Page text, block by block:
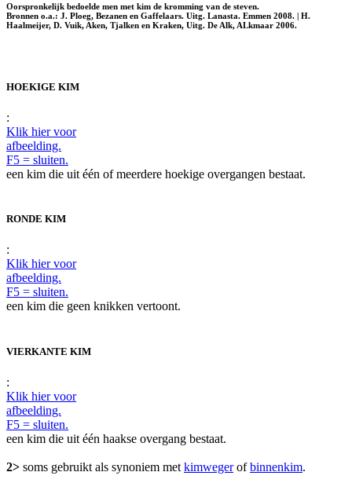
Oorspronkelijk bedoelde men met kim de kromming van de steven.
Bronnen o.a.: J. Ploeg, Bezanen en Gaffelaars. Uitg. Lanasta. Emmen 2008. | H.
Haalmeijer, D. Vuik, Aken, Tjalken en Kraken, Uitg. De Alk, ALkmaar 2006.
HOEKIGE KIM
:
Klik hier voor
afbeelding.
F5 = sluiten.
een kim die uit één of meerdere hoekige overgangen bestaat.
RONDE KIM
:
Klik hier voor
afbeelding.
F5 = sluiten.
een kim die geen knikken vertoont.
VIERKANTE KIM
:
Klik hier voor
afbeelding.
F5 = sluiten.
een kim die uit één haakse overgang bestaat.
2> soms gebruikt als synoniem met kimwegerofbinnenkim.